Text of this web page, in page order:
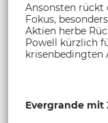
Ansonsten rückt
Fokus,
Aktien herbe
Powell kürzlich
krisenbedingten
Evergrande mit